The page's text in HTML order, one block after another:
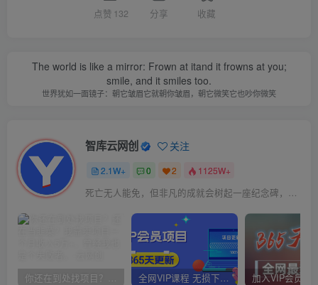
点赞 132 分享 收藏
The world is like a mirror: Frown at itand it frowns at you;
smile, and it smiles too.
世界犹如一面镜子：朝它皱眉它就朝你皱眉，朝它微笑它也吵你微笑
智库云网创 关注
2.1W+ 0 2 1125W+
死亡无人能免，但非凡的成就会树起一座纪念碑，它将一直立到太阳冷却之时
你还在到处找项目？还在当韭菜？我靠卖项目一个月收入5万+，曾经我也是个失败者。 全网VIP课程 无损下载~